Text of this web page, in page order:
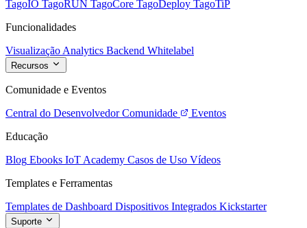
TagoIO TagoRUN TagoCore TagoDeploy TagoTiP
Funcionalidades
Visualização Analytics Backend Whitelabel
Recursos
Comunidade e Eventos
Central do Desenvolvedor Comunidade
Eventos
Educação
Blog Ebooks IoT Academy Casos de Uso Vídeos
Templates e Ferramentas
Templates de Dashboard Dispositivos Integrados Kickstarter
Suporte